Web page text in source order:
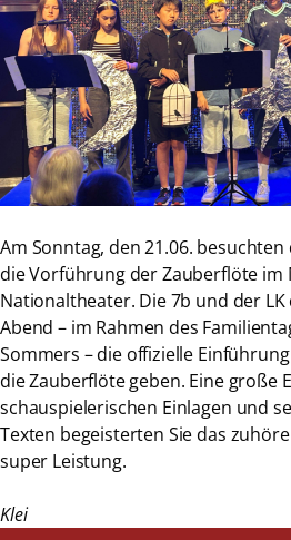
Am Sonntag, den 21.06.
die Vorführung der Zauberflöte im
Nationaltheater. Die 7b und der
Abend – im Rahmen des
Sommers – die offizielle
die Zauberflöte geben. Eine große
schauspielerischen Einlagen und
Texten begeisterten Sie das
super Leistung.
Klei